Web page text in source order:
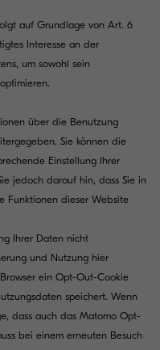
auf Grundlage von Art. 6
Interesse an der
um sowohl sein
über die Benutzung
Sie können die
Einstellung Ihrer
jedoch darauf hin, dass Sie in
Funktionen dieser Website
Ihrer Daten nicht
und Nutzung hier
ein Opt-Out-Cookie
speichert. Wenn
dass auch das Matomo Opt-
bei einem erneuten Besuch